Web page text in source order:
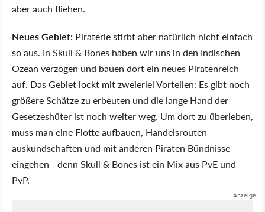
aber auch fliehen.
Neues Gebiet: Piraterie stirbt aber natürlich nicht einfach
so aus. In Skull & Bones haben wir uns in den Indischen
Ozean verzogen und bauen dort ein neues Piratenreich
auf. Das Gebiet lockt mit zweierlei Vorteilen: Es gibt noch
größere Schätze zu erbeuten und die lange Hand der
Gesetzeshüter ist noch weiter weg. Um dort zu überleben,
muss man eine Flotte aufbauen, Handelsrouten
auskundschaften und mit anderen Piraten Bündnisse
eingehen - denn Skull & Bones ist ein Mix aus PvE und
PvP.